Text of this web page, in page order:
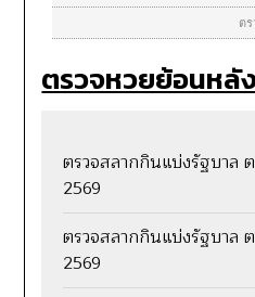
ตรวจหวยย้อนหลั
ตรวจสลากกินแบ่งรัฐบาล
2569
ตรวจสลากกินแบ่งรัฐบาล
2569